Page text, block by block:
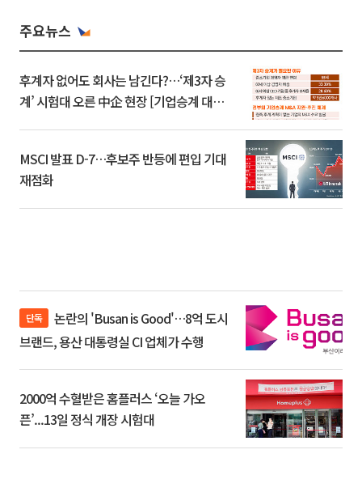
주요뉴스
후계자 없어도 회사는 남긴다?…‘제3자 승
계’ 시험대 오른 中企 현장 [기업승계 대전
MSCI 발표 D-7…후보주 반등에 편입 기대
재점화
단독
브랜드, 용산 대통령실 CI 업체가 수행
2000억 수혈받은 홈플러스 ‘오늘 가오
픈’...13일 정식 개장 시험대